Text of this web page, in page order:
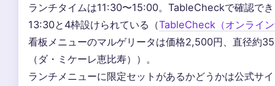
ランチタイムは11:30〜15:00。TableCheckで確認で
13:30と4枠設けられている（TableCheck（オンライ
看板メニューのマルゲリータは価格2,500円、直径約
（ダ・ミケーレ恵比寿））。
ランチメニューに限定セットがあるかどうかは公式サ